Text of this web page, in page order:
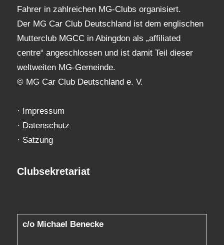
Fahrer in zahlreichen MG-Clubs organisiert.
Der MG Car Club Deutschland ist dem englischen
Mutterclub MGCC in Abingdon als „affiliated
centre“ angeschlossen und ist damit Teil dieser
weltweiten MG-Gemeinde.
© MG Car Club Deutschland e. V.
· Impressum
· Datenschutz
· Satzung
Clubsekretariat
c/o Michael Benecke